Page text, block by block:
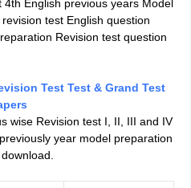
English previous years Model
test English question
Revision test question
Test Test & Grand Test
wise Revision test I, II, III and IV
year model preparation